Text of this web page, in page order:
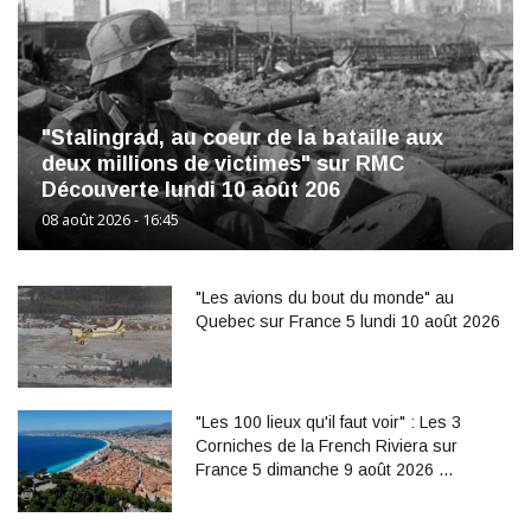
"Stalingrad, au coeur de la bataille aux
deux millions de victimes" sur RMC
Découverte lundi 10 août 206
08 août 2026 - 16:45
"Les avions du bout du monde" au
Quebec sur France 5 lundi 10 août 2026
"Les 100 lieux qu'il faut voir" : Les 3
Corniches de la French Riviera sur
France 5 dimanche 9 août 2026 …